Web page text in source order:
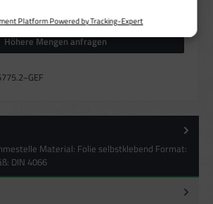
Höhere Mengen anfragen
Material: Folie selbstklebend Format:
DIN 4066
zur Auswahl personalisierter Werbung
zur Personalisierung von Inhalten
zur Auswahl personalisierter Inhalte
Standortdaten
zur Identifikation aktiv abfragen
Platform Powered by Tracking-Expert